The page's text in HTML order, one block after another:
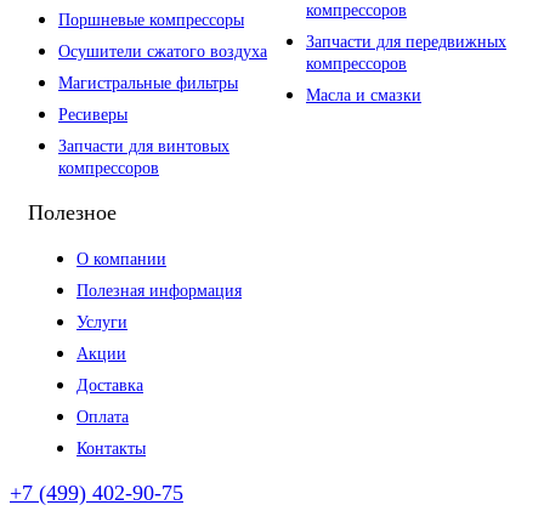
Поршневые компрессоры
Осушители сжатого воздуха
Магистральные фильтры
Ресиверы
Запчасти для винтовых
компрессоров
компрессоров
Запчасти для передвижных
компрессоров
Масла и смазки
Полезное
О компании
Полезная информация
Услуги
Акции
Доставка
Оплата
Контакты
+7 (499) 402-90-75